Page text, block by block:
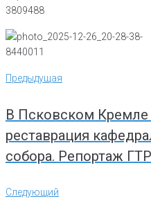
Навигация
по
Предыдущая
Предыдущая
В Псковском Кремле
реставрация
собора. Репортаж
Следующий
Следующий